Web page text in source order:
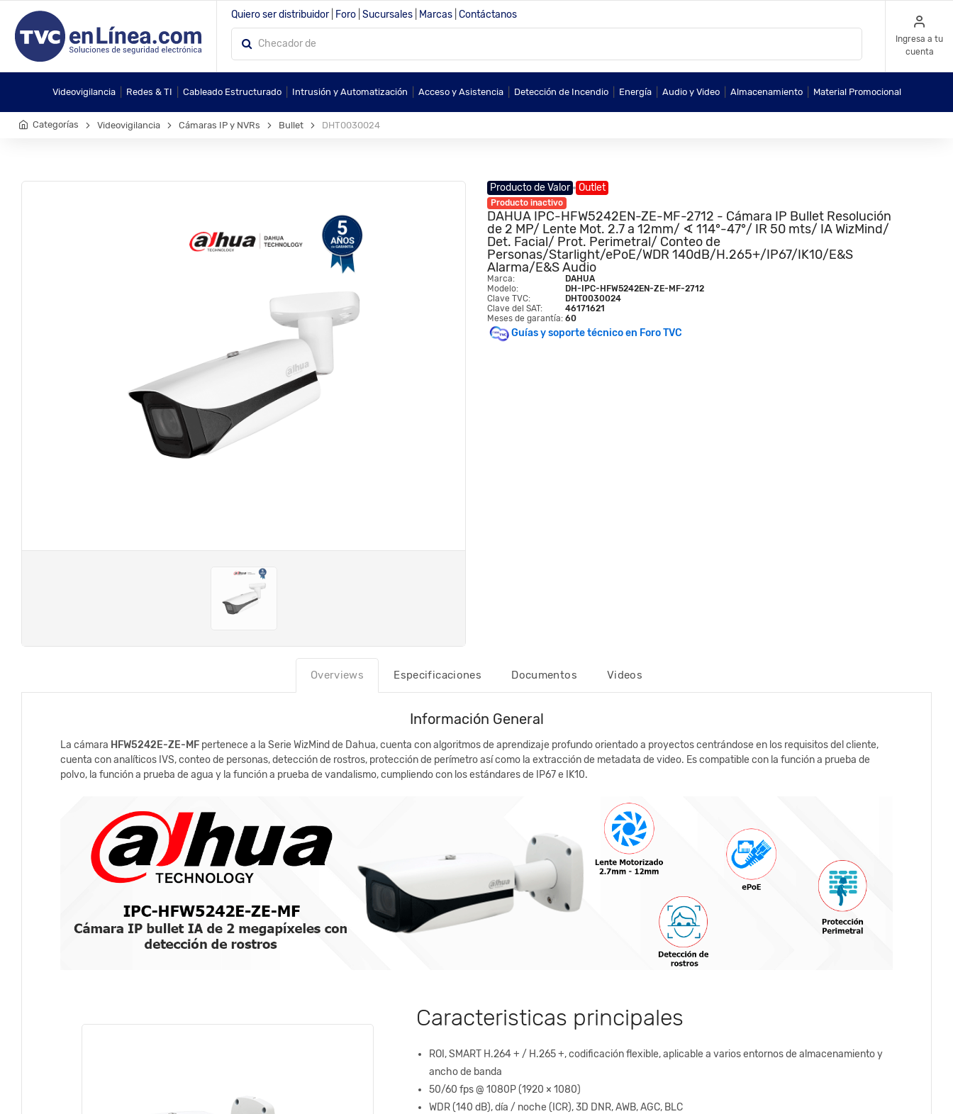
Quiero ser distribuidor Foro Sucursales Marcas Contáctanos
Ingresa a tu
cuenta
Videovigilancia Redes & TI Cableado Estructurado Intrusión y Automatización Acceso y Asistencia Detección de Incendio Energía Audio y Video Almacenamiento Material Promocional
Categorías Videovigilancia Cámaras IP y NVRs Bullet DHT0030024
Producto de Valor Outlet
Producto inactivo
DAHUA IPC-HFW5242EN-ZE-MF-2712 - Cámara IP Bullet Resolución
de 2 MP/ Lente Mot. 2.7 a 12mm/ ∢ 114°-47°/ IR 50 mts/ IA WizMind/
Det. Facial/ Prot. Perimetral/ Conteo de
Personas/Starlight/ePoE/WDR 140dB/H.265+/IP67/IK10/E&S
Alarma/E&S Audio
Marca:
DAHUA
Modelo:
DH-IPC-HFW5242EN-ZE-MF-2712
Clave TVC:
DHT0030024
Clave del SAT:
46171621
Meses de garantía: 60
Guías y soporte técnico en Foro TVC
Overviews Especificaciones Documentos Videos
Información General
La cámara HFW5242E-ZE-MF pertenece a la Serie WizMind de Dahua, cuenta con algoritmos de aprendizaje profundo orientado a proyectos centrándose en los requisitos del cliente,
cuenta con analíticos IVS, conteo de personas, detección de rostros, protección de perímetro así como la extracción de metadata de video. Es compatible con la función a prueba de
polvo, la función a prueba de agua y la función a prueba de vandalismo, cumpliendo con los estándares de IP67 e IK10.
Caracteristicas principales
ROI, SMART H.264 + / H.265 +, codificación flexible, aplicable a varios entornos de almacenamiento y
ancho de banda
50/60 fps @ 1080P (1920 × 1080)
WDR (140 dB), día / noche (ICR), 3D DNR, AWB, AGC, BLC